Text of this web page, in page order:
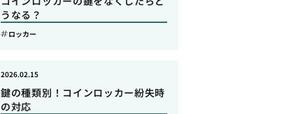
うなる？
ロッカー
鍵の種類別！コインロッカー紛失時
の対応
2026.02.15